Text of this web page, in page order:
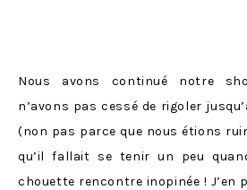
Nous avons continué notre
n’avons pas cessé de rigoler
(non pas parce que nous étions
qu’il fallait se tenir un peu
chouette rencontre inopinée ! J’en